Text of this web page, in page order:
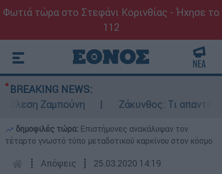
Φωτιά τώρα στο Στεφάνι Κορινθίας - Ήχησε το
112
BREAKING NEWS:
Ζαμπούνη
Ζάκυνθος: Τι απαντά η
δημοφιλές τώρα: Επιστήμονες ανακάλυψαν τον
τέταρτο γνωστό τύπο μεταδοτικού καρκίνου στον κόσμο
┋ Απόψεις ┋ 25.03.2020 14:19